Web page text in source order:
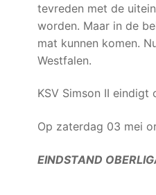
tevreden met de
worden. Maar in de
mat kunnen komen.
Westfalen.
KSV Simson II
Op zaterdag 03 mei
EINDSTAND